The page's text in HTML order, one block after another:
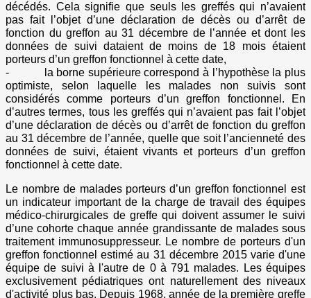
décédés. Cela signifie que seuls les greffés qui n’avaient
pas fait l’objet d’une déclaration de décès ou d’arrêt de
fonction du greffon au 31 décembre de l’année et dont les
données de suivi dataient de moins de 18 mois étaient
porteurs d’un greffon fonctionnel à cette date,
- la borne supérieure correspond à l’hypothèse la plus
optimiste, selon laquelle les malades non suivis sont
considérés comme porteurs d’un greffon fonctionnel. En
d’autres termes, tous les greffés qui n’avaient pas fait l’objet
d’une déclaration de décès ou d’arrêt de fonction du greffon
au 31 décembre de l’année, quelle que soit l’ancienneté des
données de suivi, étaient vivants et porteurs d’un greffon
fonctionnel à cette date.
Le nombre de malades porteurs d’un greffon fonctionnel est
un indicateur important de la charge de travail des équipes
médico-chirurgicales de greffe qui doivent assumer le suivi
d’une cohorte chaque année grandissante de malades sous
traitement immunosuppresseur. Le nombre de porteurs d'un
greffon fonctionnel estimé au 31 décembre 2015 varie d'une
équipe de suivi à l'autre de 0 à 791 malades. Les équipes
exclusivement pédiatriques ont naturellement des niveaux
d'activité plus bas. Depuis 1968, année de la première greffe